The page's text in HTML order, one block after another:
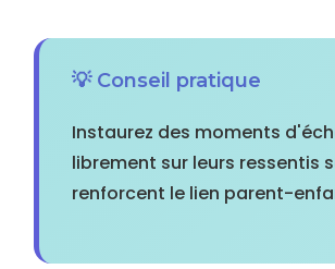
💡 Conseil pratique
Instaurez des moments
librement sur leurs ressentis
renforcent le lien parent-